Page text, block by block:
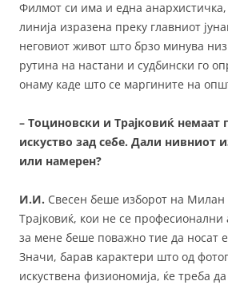
Филмот си има и една
линија изразена преку главниот
неговиот живот што брзо минува
рутина на настани и судбински го
онаму каде што се маргините на
– Тоциновски и Трајковиќ немаат
искуство зад себе. Дали нивниот
или намерен?
И.И. Свесен беше изборот на
Трајковиќ, кои не се професионални
за мене беше поважно тие да носат
Значи, барав карактери што од
искуствена физиономија, ќе треба